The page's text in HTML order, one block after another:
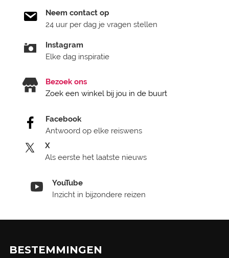
Neem contact op
24 uur per dag je vragen stellen
Instagram
Elke dag inspiratie
Bezoek ons
Zoek een winkel bij jou in de buurt
Facebook
Antwoord op elke reiswens
X
Als eerste het laatste nieuws
YouTube
Inzicht in bijzondere reizen
BESTEMMINGEN